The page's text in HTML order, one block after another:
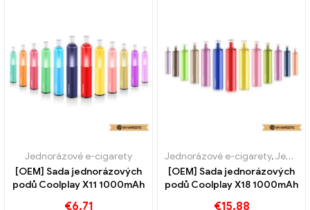
Jednorázové e-cigarety
[OEM] Sada jednorázových
podů Coolplay X11 1000mAh
€6.71
Jednorázové e-cigarety,Jednorázové e-cigarety Švédsko
[OEM] Sada jednorázových
podů Coolplay X18 1000mAh
€15.88